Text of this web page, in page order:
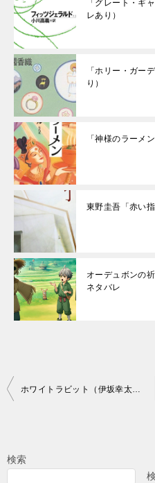
「グレート・ギ
レあり）
「ホリー・ガー
り）
「神様のラーメ
東野圭吾「赤い
オーデュボンの
ネタバレ
投
ビ
ホワイトラビット（伊坂幸太郎）の超あらすじとネタバレ
検索